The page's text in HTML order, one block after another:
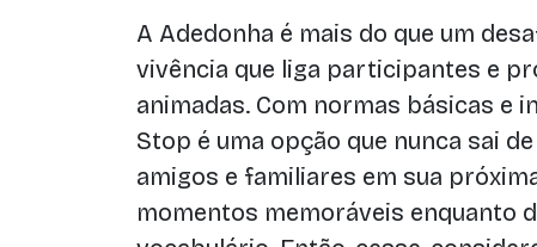
A Adedonha é mais do que um
vivência que liga participantes e
animadas. Com normas básicas e
Stop é uma opção que nunca sai
amigos e familiares em sua
momentos memoráveis enquanto